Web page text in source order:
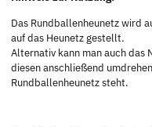
Das Rundballenheunetz wird
auf das Heunetz gestellt.
Alternativ kann man auch das
diesen anschließend
Rundballenheunetz steht.